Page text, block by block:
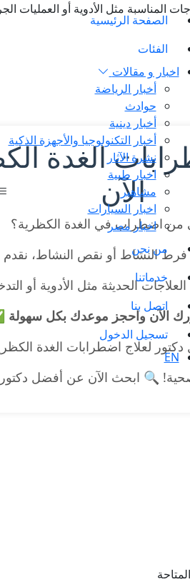
مثل الأدوية أو العمليات
الصفحة الرئيسية
الفئات
اخبار و مقالات
أخبار الرياضة
حوادث
أخبار دينية
أخبار التكنولوجيا والأجهزة الذكية
نشرة الآثار
اخبار طبية
مشاهير
اخبار السيارات
اخبار مصر
من نحن
خدماتنا
اتصل بنا
تسجيل الدخول
EN
الغدة
الآن
من اضطراب في الغدة الكظرية؟
النشاط أو نقص النشاط،
الحديثة مثل الأدوية أو
الآن واحجز موعدك بكل سهولة
لعلاج اضطرابات الغدة
صحية! 🔍 ابحث الآن عن أفضل